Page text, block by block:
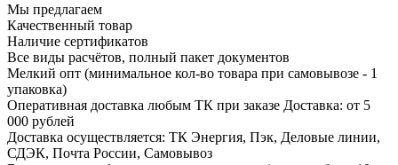
Мы предлагаем
Качественный товар
Наличие сертификатов
Все виды расчётов, полный пакет документов
Мелкий опт (минимальное кол-во товара при самовывозе - 1
упаковка)
Оперативная доставка любым ТК при заказе Доставка: от 5
000 рублей
Доставка осуществляется: ТК Энергия, Пэк, Деловые линии,
СДЭК, Почта России, Самовывоз